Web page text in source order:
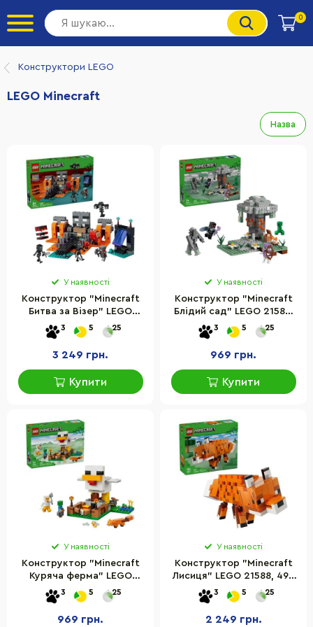
0
Конструктори LEGO
LEGO Minecraft
Назва
У наявності
Конструктор "Minecraft
Битва за Візер" LEGO
21590, 494 деталей
3 5 25
3 249 грн.
Купити
У наявності
Конструктор "Minecraft
Блідий сад" LEGO 21586,
243 деталі
3 5 25
969 грн.
Купити
У наявності
Конструктор "Minecraft
Куряча ферма" LEGO
21585, 233 деталі
3 5 25
969 грн.
У наявності
Конструктор "Minecraft
Лисиця" LEGO 21588, 497
деталей
3 5 25
2 249 грн.